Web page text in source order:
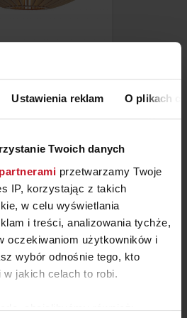
Ustawienia reklam O plikach
Twoich danych
przetwarzamy Twoje
IP, korzystając z takich
w celu wyświetlania
i treści, analizowania tychże,
oczekiwaniom użytkowników i
wybór odnośnie tego, kto
w jakich celach to robi.
chcielibyśmy również:
WISZĄCA AXIA